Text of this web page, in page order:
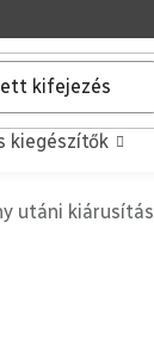
kiegészítők
utáni kiárusítás